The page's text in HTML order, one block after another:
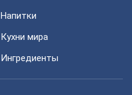
Напитки
Кухни мира
Ингредиенты